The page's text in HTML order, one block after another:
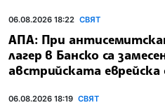
06.08.2026 18:22 СВЯТ
АПА: При
лагер в Банско са
австрийската
06.08.2026 18:19 СВЯТ